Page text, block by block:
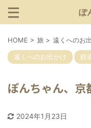
ぽ
HOME > 旅 > 遠くへのお
遠くへのお出かけ 鉄
ぽんちゃん、
2024年1月23日